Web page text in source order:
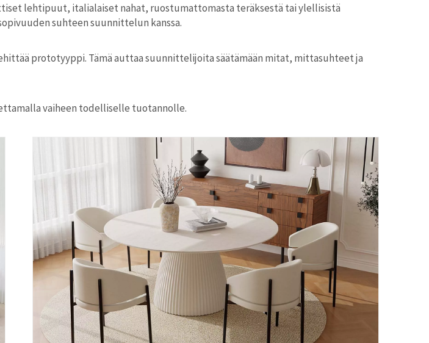
lehtipuut, italialaiset nahat, ruostumattomasta teräksestä tai ylellisistä
suhteen suunnittelun kanssa.
prototyyppi. Tämä auttaa suunnittelijoita säätämään mitat, mittasuhteet ja
vaiheen todelliselle tuotannolle.